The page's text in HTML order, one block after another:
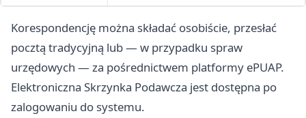
Korespondencję można składać osobiście, przesłać
pocztą tradycyjną lub — w przypadku spraw
urzędowych — za pośrednictwem platformy ePUAP.
Elektroniczna Skrzynka Podawcza jest dostępna po
zalogowaniu do systemu.